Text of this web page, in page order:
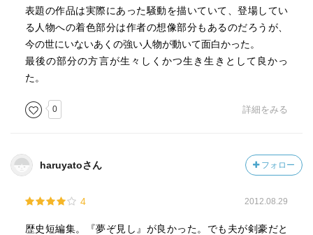
表題の作品は実際にあった騒動を描いていて、登場してい
る人物への着色部分は作者の想像部分もあるのだろうが、
今の世にいないあくの強い人物が動いて面白かった。
最後の部分の方言が生々しくかつ生き生きとして良かっ
た。
0 詳細をみる
haruyatoさん フォロー
4 2012.08.29
歴史短編集。『夢ぞ見し』が良かった。でも夫が剣豪だと